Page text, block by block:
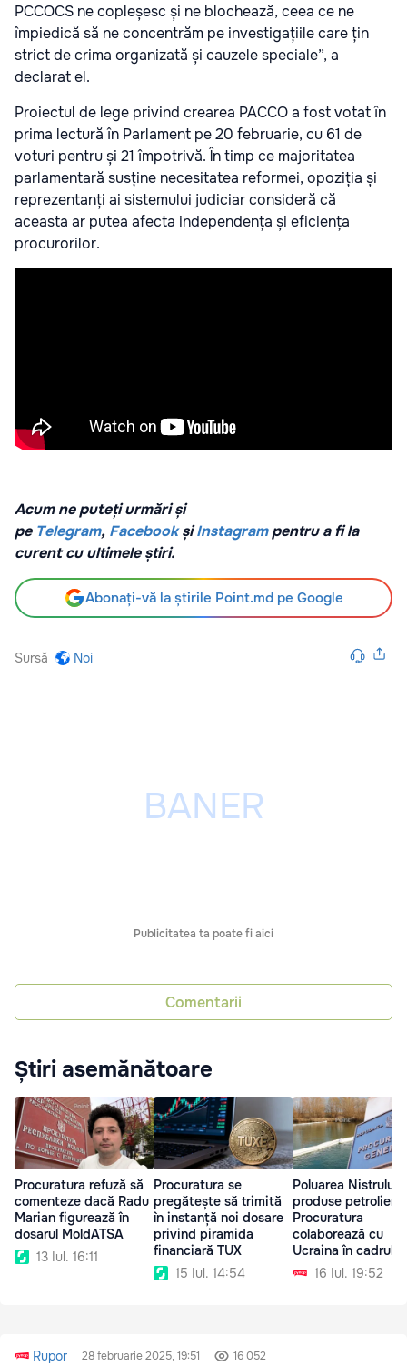
PCCOCS ne copleșesc și ne blochează, ceea ce ne
împiedică să ne concentrăm pe investigațiile care țin
strict de crima organizată și cauzele speciale”, a
declarat el.
Proiectul de lege privind crearea PACCO a fost votat în
prima lectură în Parlament pe 20 februarie, cu 61 de
voturi pentru și 21 împotrivă. În timp ce majoritatea
parlamentară susține necesitatea reformei, opoziția și
reprezentanți ai sistemului judiciar consideră că
aceasta ar putea afecta independența și eficiența
procurorilor.
Acum ne puteți urmări și
pe Telegram, FacebookșiInstagrampentru a fi la
curent cu ultimele știri.
Abonați-vă la știrile Point.md pe Google
Sursă Noi
Publicitatea ta poate fi aici
Comentarii
Știri asemănătoare
Procuratura refuză să
comenteze dacă Radu
Marian figurează în
dosarul MoldATSA
13 Iul. 16:11
Procuratura se
pregătește să trimită
în instanță noi dosare
privind piramida
financiară TUX
15 Iul. 14:54
Poluarea Nistrului
produse petroliere:
Procuratura
colaborează cu
Ucraina în cadrul
anchetei
16 Iul. 19:52
Rupor 28 februarie 2025, 19:51 16 052